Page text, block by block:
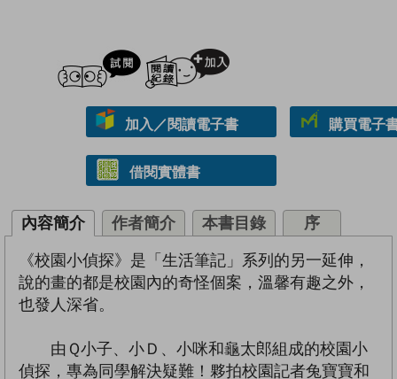
試閲
加入／閱讀電子書 購買電子
借閱實體書
內容簡介 作者簡介 本書目錄 序
《校園小偵探》是「生活筆記」系列的另一延伸，
說的畫的都是校園內的奇怪個案，溫馨有趣之外，
也發人深省。
由Ｑ小子、小Ｄ、小咪和龜太郎組成的校園小
偵探，專為同學解決疑難！夥拍校園記者兔寶寶和